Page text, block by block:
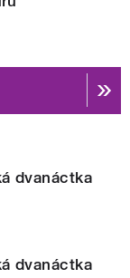
dvanáctka
dvanáctka